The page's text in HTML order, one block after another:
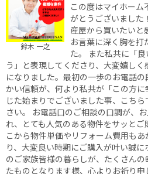
鈴木 一之
この度はマイホーム
がとうございました
産屋から買いたいと
お言葉に深く胸を打
た。 また私共に「
う」と表現してくださり、大変嬉し
になりました。最初の一歩のお電話
かい信頼が、何より私共が「この方
じた始まりでございました事、こち
さい。 お電話口のご相談の口調が、
れ、とても人気のある物件をサッと
こから物件単価やリフォーム費用も
り、大変良い時期にご購入が叶い誠
のご家族皆様の暮らしが、たくさん
たものとなります様、心よりお祈り